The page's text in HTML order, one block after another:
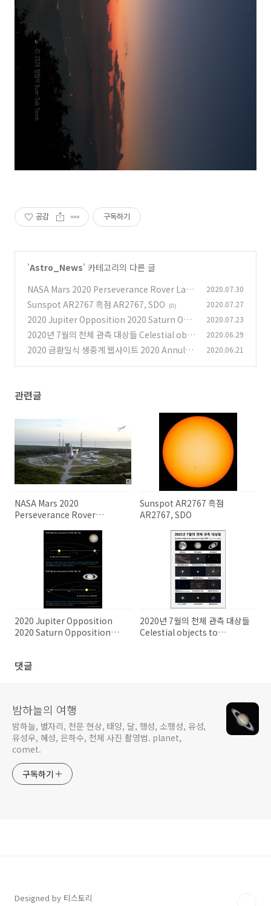
공감 구독하기
'Astro_News' 카테고리의 다른 글
NASA Mars 2020 Perseverance Rover Lau
nch LIVE 미국 나사의 화성 탐사선 퍼서비런스
발사 생중계
2020.07.30
Sunspot AR2767 흑점 AR2767, SDO (0) 2020.07.27
2020 Jupiter Opposition 2020 Saturn Opp
osition 2020 목성의 충 2020 토성의 충 (0)
2020.07.23
2020년 7월의 천체 관측 대상들 Celestial obje
cts to observe in July 2020 (0)
2020.06.29
2020 금환일식 생중계 웹사이트 2020 Annular
2020.06.21
관련글
NASA Mars 2020
Perseverance Rover
탐사선 퍼서비런스 발사 생중계
Sunspot AR2767 흑점
AR2767, SDO
2020 Jupiter Opposition
2020 Saturn Opposition
2020년 7월의 천체 관측 대상들
Celestial objects to
댓글
밤하늘의 여행
밤하늘, 별자리, 천문 현상, 태양, 달, 행성, 소행성, 유성,
유성우, 혜성, 은하수, 천체 사진 촬영법. planet,
comet.
구독하기
Designed by 티스토리